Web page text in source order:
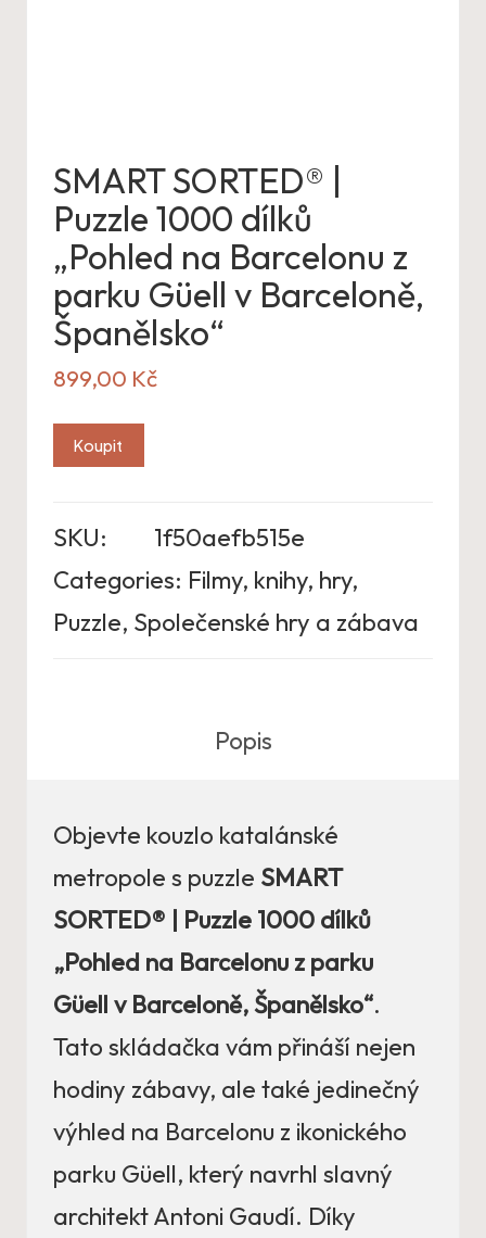
SMART SORTED® |
Puzzle 1000 dílků
„Pohled na Barcelonu z
parku Güell v Barceloně,
Španělsko“
899,00 Kč
Koupit
SKU:
1f50aefb515e
Categories: Filmy, knihy, hry,
Puzzle, Společenské hry a zábava
Popis
Objevte kouzlo katalánské
metropole s puzzle SMART
SORTED® | Puzzle 1000 dílků
„Pohled na Barcelonu z parku
Güell v Barceloně, Španělsko“.
Tato skládačka vám přináší nejen
hodiny zábavy, ale také jedinečný
výhled na Barcelonu z ikonického
parku Güell, který navrhl slavný
architekt Antoni Gaudí. Díky